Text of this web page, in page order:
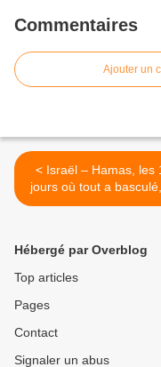
Commentaires
Ajouter un
< Israël – Hamas, les 15
jours où tout a basculé,
soir à 21h15 sur TMC
Hébergé par Overblog
Top articles
Pages
Contact
Signaler un abus